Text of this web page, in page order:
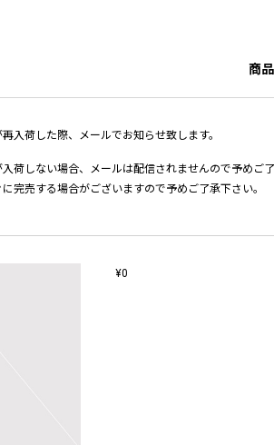
商
入荷した際、メールでお知らせ致します。
入荷しない場合、メールは配信されませんので予めご
完売する場合がございますので予めご了承下さい。
¥0